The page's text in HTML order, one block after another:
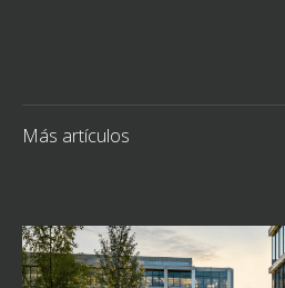
Más artículos